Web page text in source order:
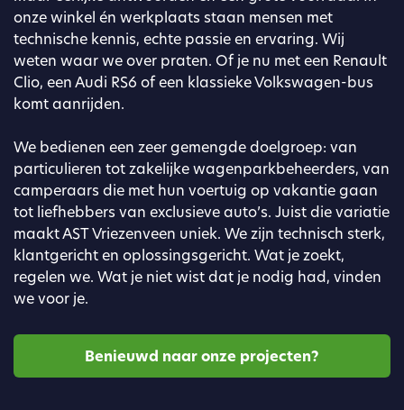
onze winkel én werkplaats staan mensen met
technische kennis, echte passie en ervaring. Wij
weten waar we over praten. Of je nu met een Renault
Clio, een Audi RS6 of een klassieke Volkswagen-bus
komt aanrijden.
We bedienen een zeer gemengde doelgroep: van
particulieren tot zakelijke wagenparkbeheerders, van
camperaars die met hun voertuig op vakantie gaan
tot liefhebbers van exclusieve auto’s. Juist die variatie
maakt AST Vriezenveen uniek. We zijn technisch sterk,
klantgericht en oplossingsgericht. Wat je zoekt,
regelen we. Wat je niet wist dat je nodig had, vinden
we voor je.
Benieuwd naar onze projecten?